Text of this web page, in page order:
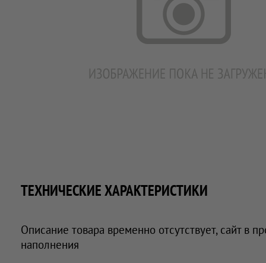
ТЕХНИЧЕСКИЕ ХАРАКТЕРИСТИКИ
Описание товара временно отсутствует, сайт в
наполнения